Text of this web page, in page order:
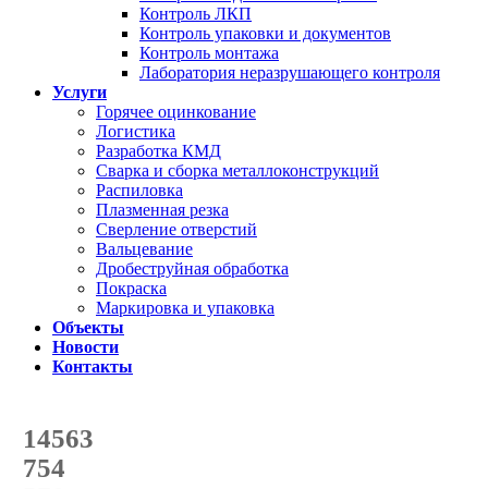
Контроль ЛКП
Контроль упаковки и документов
Контроль монтажа
Лаборатория неразрушающего контроля
Услуги
Горячее оцинкование
Логистика
Разработка КМД
Сварка и сборка металлоконструкций
Распиловка
Плазменная резка
Сверление отверстий
Вальцевание
Дробеструйная обработка
Покраска
Маркировка и упаковка
Объекты
Новости
Контакты
14563
с начала года
754
с начала месяца